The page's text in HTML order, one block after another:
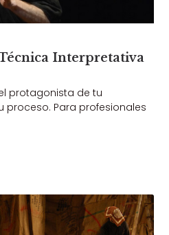
Interpretativa
protagonista de tu
proceso. Para profesionales